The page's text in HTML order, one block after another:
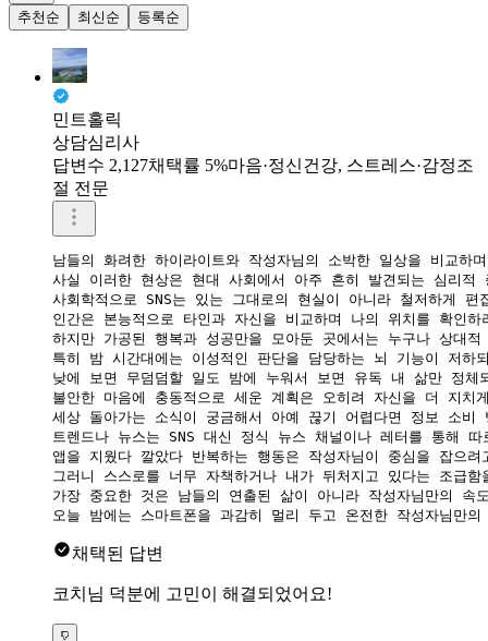
추천순
최신순 등록순
민트홀릭
상담심리사
답변수 2,127채택률 5%마음·정신건강, 스트레스·감정조
절 전문
남들의 화려한 하이라이트와 작성자님의 소박한 일상을 비교하
사실 이러한 현상은 현대 사회에서 아주 흔히 발견되는 심리적
사회학적으로 SNS는 있는 그대로의 현실이 아니라 철저하게
인간은 본능적으로 타인과 자신을 비교하며 나의 위치를 확인
하지만 가공된 행복과 성공만을 모아둔 곳에서는 누구나 상대
특히 밤 시간대에는 이성적인 판단을 담당하는 뇌 기능이 저하
낮에 보면 무덤덤할 일도 밤에 누워서 보면 유독 내 삶만 정체
불안한 마음에 충동적으로 세운 계획은 오히려 자신을 더 지치
세상 돌아가는 소식이 궁금해서 아예 끊기 어렵다면 정보 소
트렌드나 뉴스는 SNS 대신 정식 뉴스 채널이나 레터를 통해
앱을 지웠다 깔았다 반복하는 행동은 작성자님이 중심을 잡으
그러니 스스로를 너무 자책하거나 내가 뒤처지고 있다는 조급
가장 중요한 것은 남들의 연출된 삶이 아니라 작성자님만의 속
오늘 밤에는 스마트폰을 과감히 멀리 두고 온전한 작성자님만
채택된 답변
코치님 덕분에 고민이 해결되었어요!